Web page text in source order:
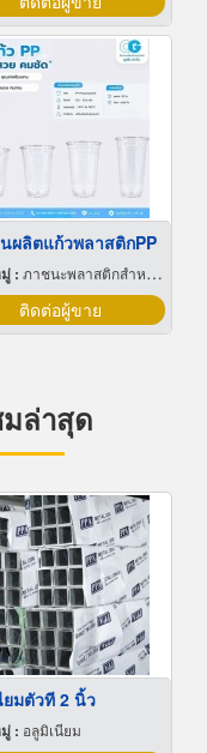
ผลิตแก้วพลาสติกPP
: ภาชนะพลาสติกสำหรับบรรจุ
ติดต่อผู้ขาย
ล่าสุด
ยมตัวที 2 นิ้ว
: อลูมิเนียม